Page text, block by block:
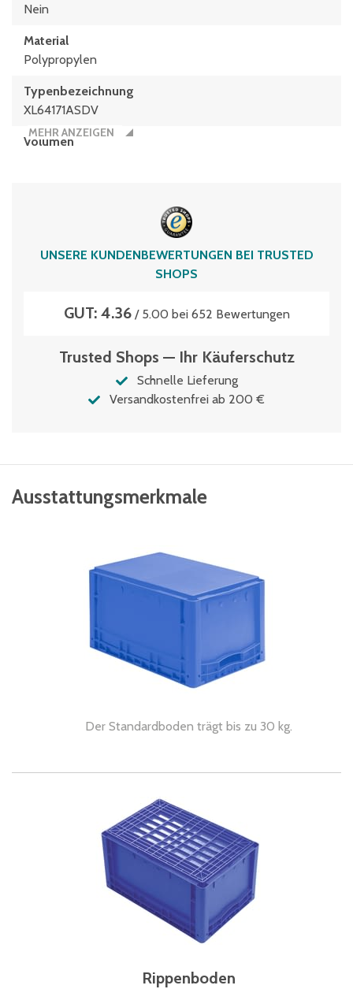
Nein
Material
Polypropylen
Typen­be­zeich­nung
XL64171ASDV
Volumen
MEHR ANZEIGEN
UNSERE KUNDENBEWERTUNGEN BEI TRUSTED
SHOPS
GUT: 4.36/ 5.00 bei 652 Bewertungen
Trusted Shops — Ihr Käuferschutz
Schnelle Lieferung
Versandkostenfrei ab 200 €
Ausstattungsmerkmale
Der Standardboden trägt bis zu 30 kg.
Rippenboden